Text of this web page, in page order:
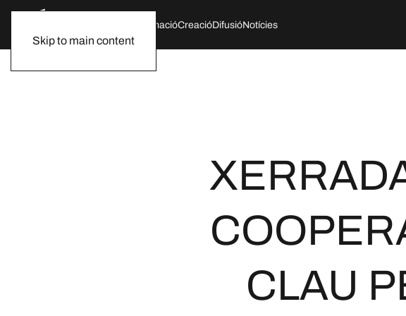
Skip to main content
FormacióCreacióDifusióNotícies
CLAU